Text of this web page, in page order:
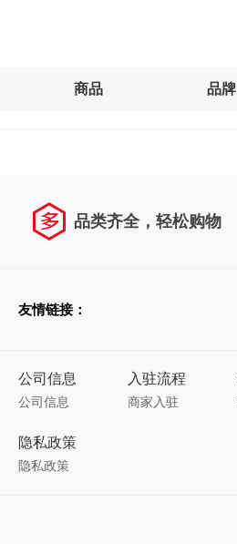
商品 品牌
品类齐全，轻松购物
友情链接：
公司信息
公司信息
入驻流程
商家入驻
隐私政策
隐私政策